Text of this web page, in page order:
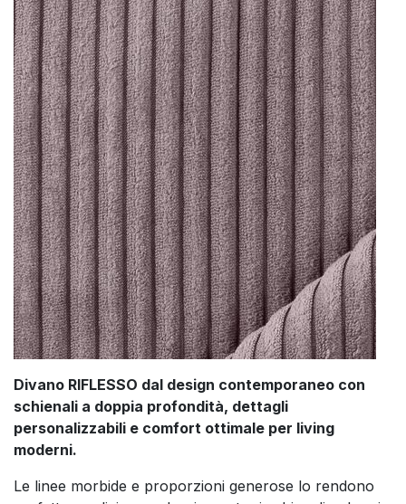
Divano RIFLESSO dal design contemporaneo con
schienali a doppia profondità, dettagli
personalizzabili e comfort ottimale per living
moderni.
Le linee morbide e proporzioni generose lo rendono